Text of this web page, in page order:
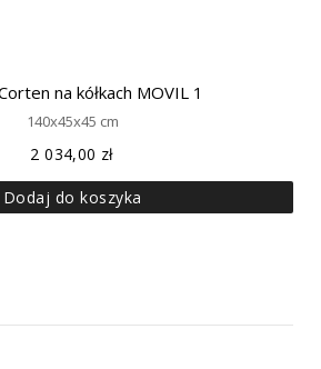
na kółkach MOVIL 1
140x45x45 cm
2 034,00 zł
Dodaj do koszyka